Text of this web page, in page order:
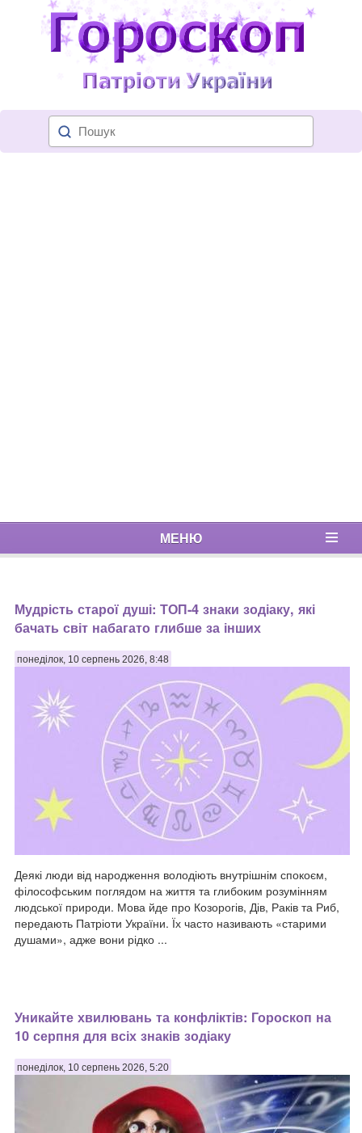
МЕНЮ
Мудрість старої душі: ТОП-4 знаки зодіаку, які
бачать світ набагато глибше за інших
понеділок, 10 серпень 2026, 8:48
Деякі люди від народження володіють внутрішнім спокоєм,
філософським поглядом на життя та глибоким розумінням
людської природи. Мова йде про Козорогів, Дів, Раків та Риб,
передають Патріоти України. Їх часто називають «старими
душами», адже вони рідко ...
Уникайте хвилювань та конфліктів: Гороскоп на
10 серпня для всіх знаків зодіаку
понеділок, 10 серпень 2026, 5:20